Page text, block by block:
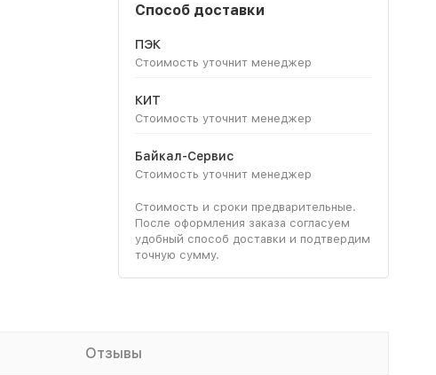
Способ доставки
ПЭК
Стоимость уточнит менеджер
КИТ
Стоимость уточнит менеджер
Байкал-Сервис
Стоимость уточнит менеджер
Стоимость и сроки предварительные.
После оформления заказа согласуем
удобный способ доставки и подтвердим
точную сумму.
Отзывы